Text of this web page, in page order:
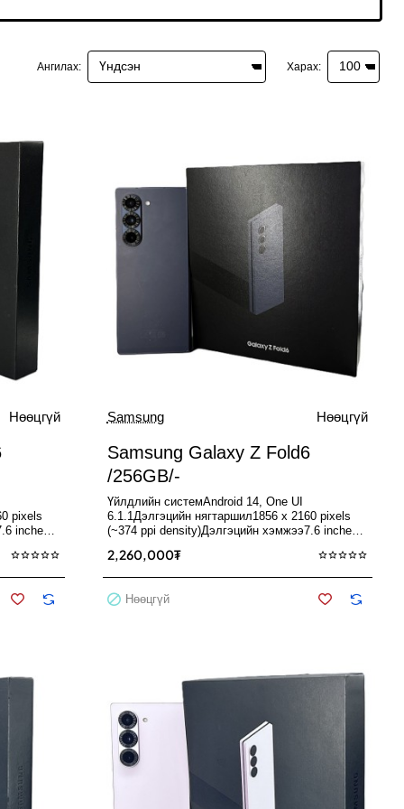
Ангилах: Харах:
Зарагдсан
Нөөцгүй
pixels
inches,
Зарагдсан
Нөөцгүй
Samsung Нөөцгүй
Samsung Galaxy Z Fold6
/256GB/-
Үйлдлийн системAndroid 14, One UI
6.1.1Дэлгэцийн нягтаршил1856 x 2160 pixels
(~374 ppi density)Дэлгэцийн хэмжээ7.6 inches,
2,260,000₮
Нөөцгүй